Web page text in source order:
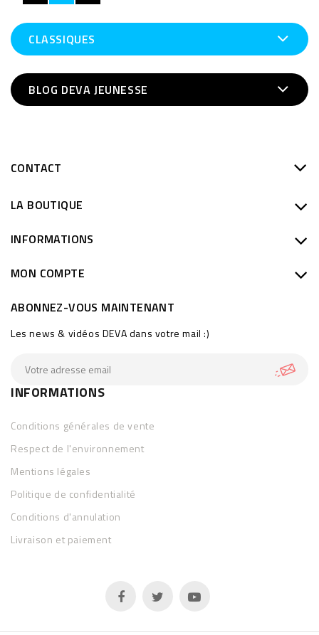
CLASSIQUES
BLOG DEVA JEUNESSE
CONTACT
LA BOUTIQUE
INFORMATIONS
MON COMPTE
ABONNEZ-VOUS MAINTENANT
Les news & vidéos DEVA dans votre mail :)
INFORMATIONS
Conditions générales de vente
Respect de l'environnement
Mentions légales
Politique de confidentialité
Conditions d'annulation
Livraison et paiement